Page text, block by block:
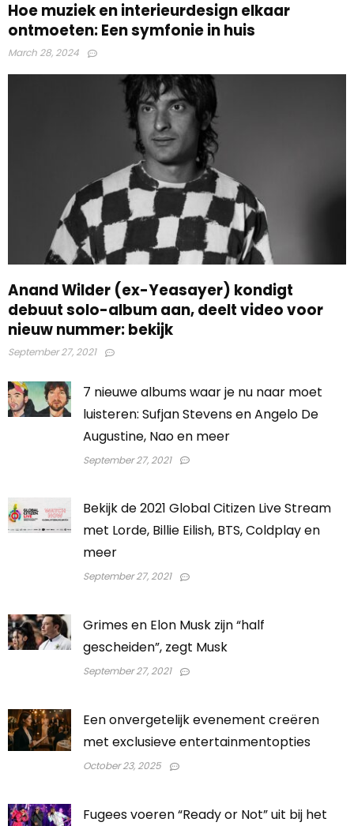
Hoe muziek en interieurdesign elkaar
ontmoeten: Een symfonie in huis
March 28, 2024
Anand Wilder (ex-Yeasayer) kondigt
debuut solo-album aan, deelt video voor
nieuw nummer: bekijk
September 27, 2021
7 nieuwe albums waar je nu naar moet
luisteren: Sufjan Stevens en Angelo De
Augustine, Nao en meer
September 27, 2021
Bekijk de 2021 Global Citizen Live Stream
met Lorde, Billie Eilish, BTS, Coldplay en
meer
September 27, 2021
Grimes en Elon Musk zijn “half
gescheiden”, zegt Musk
September 27, 2021
Een onvergetelijk evenement creëren
met exclusieve entertainmentopties
October 23, 2025
Fugees voeren “Ready or Not” uit bij het